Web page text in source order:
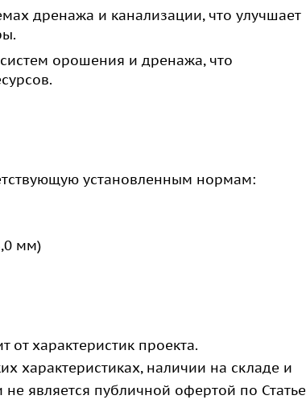
дренажа и канализации, что улучшает
орошения и дренажа, что
установленным нормам:
мм)
характеристик проекта.
характеристиках, наличии на складе и
является публичной офертой по Статье